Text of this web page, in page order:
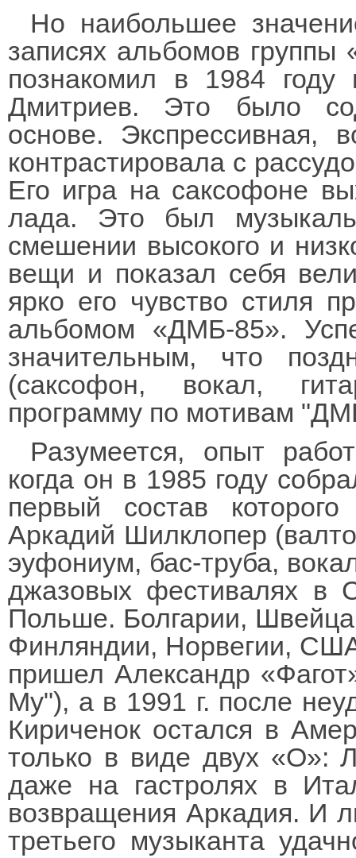
Но наибольшее
записях альбомов группы
познакомил в 1984 году
Дмитриев. Это было
основе. Экспрессивная,
контрастировала с
Его игра на саксофоне
лада. Это был
смешении высокого и
вещи и показал себя
ярко его чувство стиля
альбомом «ДМБ-85».
значительным, что
(саксофон, вокал,
программу по мотивам
Разумеется, опыт
когда он в 1985 году
первый состав
Аркадий Шилклопер
эуфониум, бас-труба,
джазовых фестивалях в
Польше. Болгарии,
Финляндии, Норвегии,
пришел Александр
My"), а в 1991 г. после
Кириченок остался в
только в виде двух «О»:
даже на гастролях в
возвращения Аркадия. И
третьего музыканта